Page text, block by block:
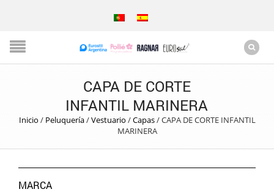
CAPA DE CORTE
INFANTIL MARINERA
Inicio/ Peluquería/Vestuario /Capas/CAPA DE CORTE INFANTIL
MARINERA
MARCA